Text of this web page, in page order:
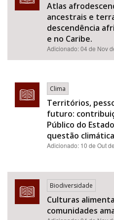
Atlas
ancestrais e
descendência
e no Caribe.
Adicionado:04 de Nov
Clima
Territórios,
futuro:
Público do
questão
Adicionado: 10 de Out
Biodiversidade
Culturas
comunidades